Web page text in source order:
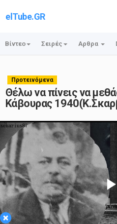
elTube.GR
Βίντεο Σειρές Αρθρα
Προτεινόμενα
Θέλω να πίνεις να
Κάβουρας
×